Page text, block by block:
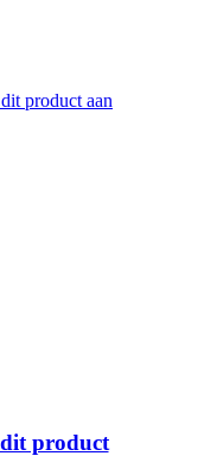
product aan
product